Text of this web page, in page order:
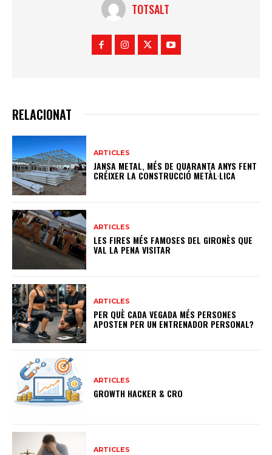
TOTSALT
RELACIONAT
ARTICLES
JANSA METAL, MÉS DE QUARANTA ANYS FENT
CRÉIXER LA CONSTRUCCIÓ METÀL·LICA
ARTICLES
LES FIRES MÉS FAMOSES DEL GIRONÈS QUE
VAL LA PENA VISITAR
ARTICLES
PER QUÈ CADA VEGADA MÉS PERSONES
APOSTEN PER UN ENTRENADOR PERSONAL?
ARTICLES
GROWTH HACKER & CRO
ARTICLES